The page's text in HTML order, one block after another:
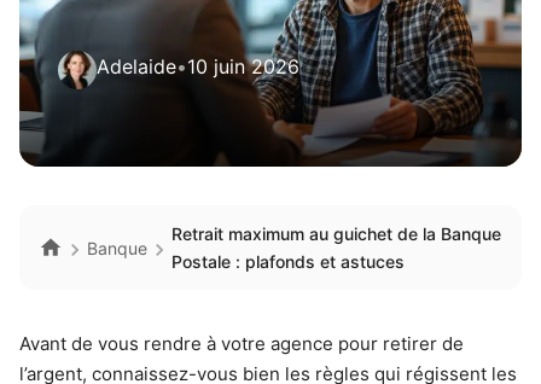
Adelaide•10 juin 2026
Banque
Retrait maximum au guichet de la Banque
Postale : plafonds et astuces
Avant de vous rendre à votre agence pour retirer de
l’argent, connaissez-vous bien les règles qui régissent les